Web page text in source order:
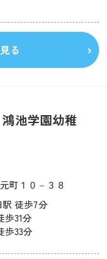
る
池学園幼稚
町１０－３８
徒歩7分
歩31分
歩33分